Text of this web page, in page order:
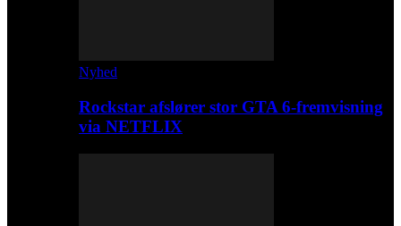
Nyhed
Rockstar afslører stor GTA 6-fremvisning
via NETFLIX